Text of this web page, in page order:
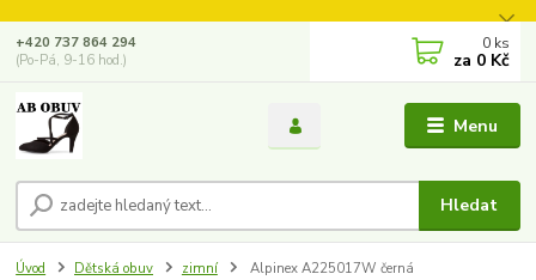
Menu
Hledat
+420 737 864 294
(Po-Pá, 9-16 hod.)
0 ks
za 0 Kč
Úvod Dětská obuv zimní Alpinex A225017W černá